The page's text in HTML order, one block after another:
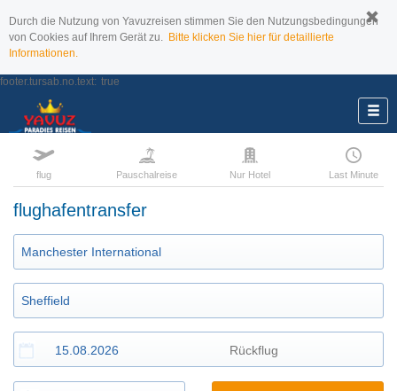
Durch die Nutzung von Yavuzreisen stimmen Sie den Nutzungsbedingungen
von Cookies auf Ihrem Gerät zu. Bitte klicken Sie hier für detaillierte
Informationen.
footer.tursab.no.text: true
flug Pauschalreise Nur Hotel Last Minute
flughafentransfer